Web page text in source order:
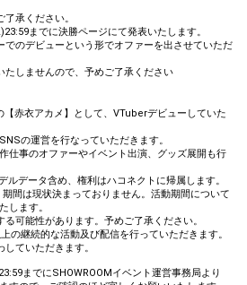
承ください。
までに決勝ページにて発表いたします。
のデビューという形でオファーを出させていただ
しませんので、予めご了承ください
【赤衣アカメ】として、VTuberデビューしていた
の運営を行なっていただきます。
仕事のオファーやイベント出演、グッズ展開も行
ルデータ含め、権利はハコネクトに帰属します。
間は現状決まっておりません。活動期間について
します。
可能性があります。予めご了承ください。
の継続的な活動及び配信を行っていただきます。
ていただきます。
までにSHOWROOMイベント運営事務局より